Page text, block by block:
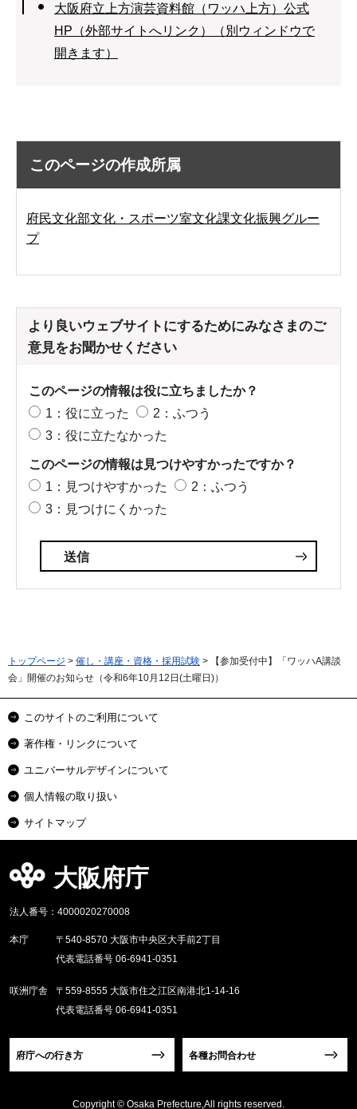
大阪府立上方演芸資料館（ワッハ上方）公式
HP（外部サイトへリンク）（別ウィンドウで
開きます）
このページの作成所属
府民文化部文化・スポーツ室文化課文化振興グルー
プ
より良いウェブサイトにするためにみなさまのご
意見をお聞かせください
このページの情報は役に立ちましたか？
1：役に立った
2：ふつう
3：役に立たなかった
このページの情報は見つけやすかったですか？
1：見つけやすかった
2：ふつう
3：見つけにくかった
トップページ > 催し・講座・資格・採用試験 > 【参加受付中】「ワッハA講談
会」開催のお知らせ（令和6年10月12日(土曜日)）
このサイトのご利用について
著作権・リンクについて
ユニバーサルデザインについて
個人情報の取り扱い
サイトマップ
大阪府庁
法人番号：4000020270008
本庁
〒540-8570 大阪市中央区大手前2丁目
代表電話番号 06-6941-0351
咲洲庁舎
〒559-8555 大阪市住之江区南港北1-14-16
代表電話番号 06-6941-0351
府庁への行き方 各種お問合わせ
Copyright © Osaka Prefecture,All rights reserved.